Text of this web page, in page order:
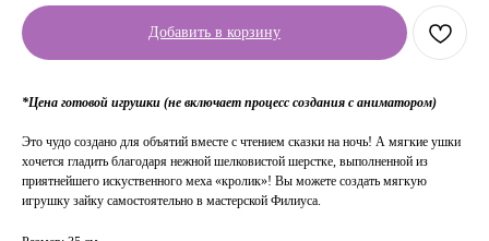
Добавить в корзину
*Цена готовой игрушки (не включает процесс создания с аниматором)
Это чудо создано для объятий вместе с чтением сказки на ночь! А мягкие ушки
хочется гладить благодаря нежной шелковистой шерстке, выполненной из
приятнейшего искуственного меха «кролик»! Вы можете создать мягкую
игрушку зайку самостоятельно в мастерской Филиуса.